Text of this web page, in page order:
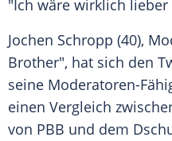
"Ich wäre wirklich lieber
Jochen Schropp (40),
Brother", hat sich den
seine Moderatoren-
einen Vergleich
von PBB und dem